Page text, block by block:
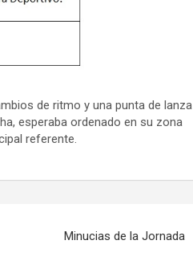
de ritmo y una punta de lanza
esperaba ordenado en su zona
referente.
Minucias de la Jornada